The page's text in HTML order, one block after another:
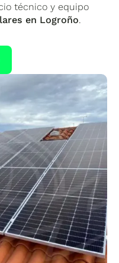
técnico y equipo
en Logroño.